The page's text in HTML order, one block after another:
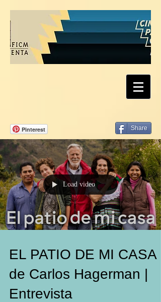
Pinterest Share
Load video
EL PATIO DE MI CASA
de Carlos Hagerman |
Entrevista